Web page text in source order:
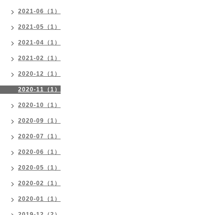
2021-06（1）
2021-05（1）
2021-04（1）
2021-02（1）
2020-12（1）
2020-11（1）
2020-10（1）
2020-09（1）
2020-07（1）
2020-06（1）
2020-05（1）
2020-02（1）
2020-01（1）